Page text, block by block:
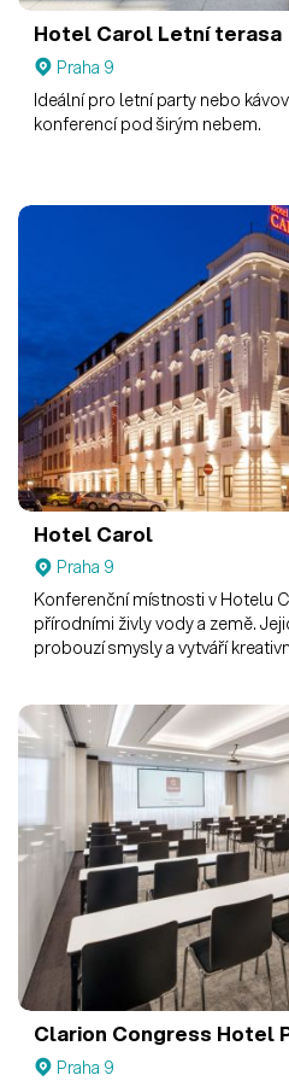
Hotel Carol Letní terasa
Praha 9
Ideální pro letní party nebo
konferencí pod širým nebem.
Hotel Carol
Praha 9
Konferenční místnosti v Hotelu
přírodními živly vody a země.
probouzí smysly a vytváří
Clarion Congress Hotel
Praha 9